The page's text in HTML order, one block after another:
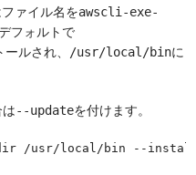
ァイル名をawscli-exe-
フォルトで
ルされ、 /usr/local/binに
--updateを付けます。
/usr/local/bin --